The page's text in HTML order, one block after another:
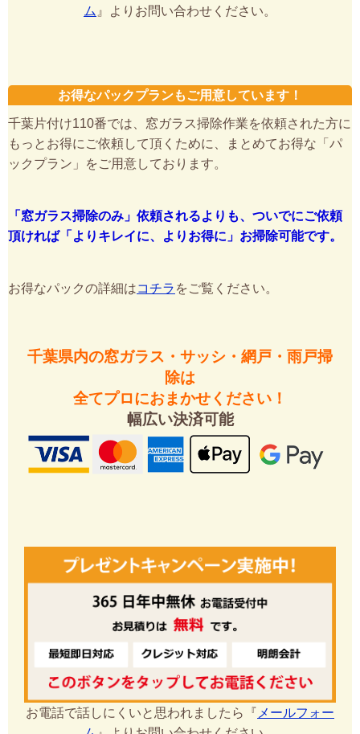
ム 』よりお問い合わせください。
お得なパックプランもご用意しています！
千葉片付け110番では、窓ガラス掃除作業を依頼された方に
もっとお得にご依頼して頂くために、まとめてお得な「パ
ックプラン」をご用意しております。
「窓ガラス掃除のみ」依頼されるよりも、ついでにご依頼
頂ければ「よりキレイに、よりお得に」お掃除可能です。
お得なパックの詳細はコチラ をご覧ください。
千葉県内の窓ガラス・サッシ・網戸・雨戸掃
除は
全てプロにおまかせください！
幅広い決済可能
お電話で話しにくいと思われましたら『 メールフォー